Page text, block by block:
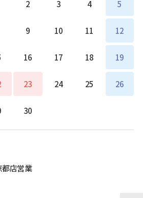
2 3 4 5
9 10 11 12
16 17 18 19
23 24 25 26
30
店営業